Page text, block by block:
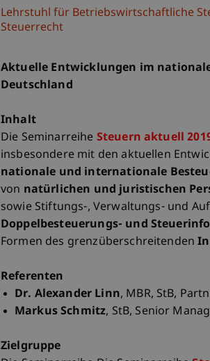
Lehrstuhl für Betriebswirtschaftliche
Steuerrecht
Aktuelle Entwicklungen im
Deutschland
Inhalt
Die Seminarreihe Steuern aktuell
insbesondere mit den aktuellen
nationale und internationale
von natürlichen und juristischen
sowie Stiftungs-, Verwaltungs- und
Doppelbesteuerungs- und
Formen des grenzüberschreitenden
Referenten
Dr. Alexander Linn, MBR, StB,
Markus Schmitz, StB, Senior
Zielgruppe